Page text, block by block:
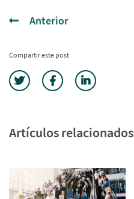
Anterior
Compartir este post
Artículos relacionados